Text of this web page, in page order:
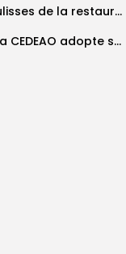
Magal Touba : dans les coulisses de la restauration de la presse...
Politique de la jeunesse : la CEDEAO adopte son plan d’actions stratégiques...